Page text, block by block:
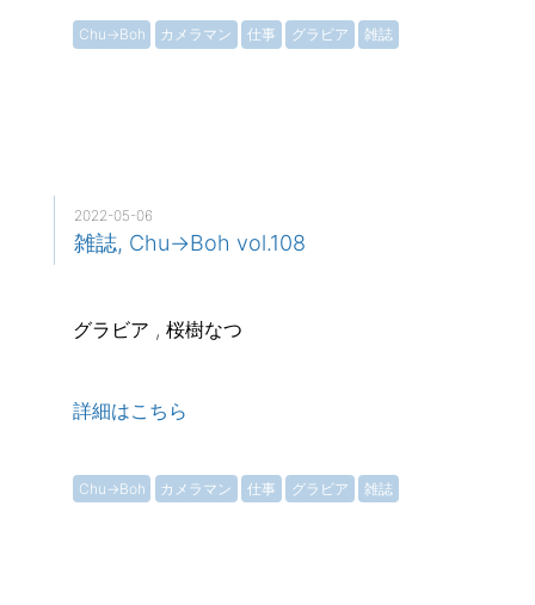
Chu→Boh カメラマン 仕事 グラビア 雑誌
2022-05-06
雑誌, Chu→Boh vol.108
グラビア , 桜樹なつ
詳細はこちら
Chu→Boh カメラマン 仕事 グラビア 雑誌